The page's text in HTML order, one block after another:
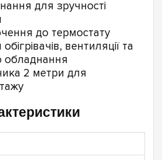
для зручності
до термостату
вентиляції та
обладнання
2 метри для